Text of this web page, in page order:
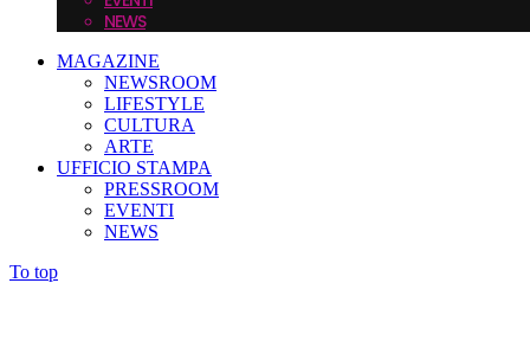
NEWS
MAGAZINE
NEWSROOM
LIFESTYLE
CULTURA
ARTE
UFFICIO STAMPA
PRESSROOM
EVENTI
NEWS
To top